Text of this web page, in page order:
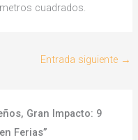
cuadrados.
Entrada siguiente →
Gran Impacto: 9
Ferias”